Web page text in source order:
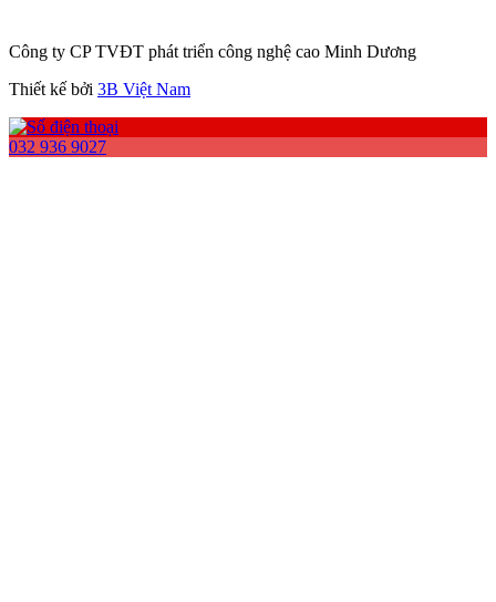
Công ty CP TVĐT phát triển công nghệ cao Minh Dương
Thiết kế bởi 3B Việt Nam
032 936 9027